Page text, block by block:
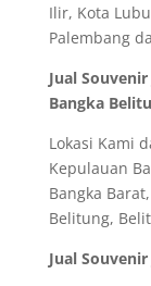
Ilir, Kota
Palembang
Jual
Bangka
Lokasi Kami
Kepulauan
Bangka
Belitung,
Jual